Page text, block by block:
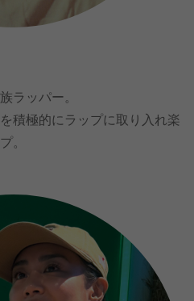
ラッパー。
積極的にラップに取り入れ楽
。